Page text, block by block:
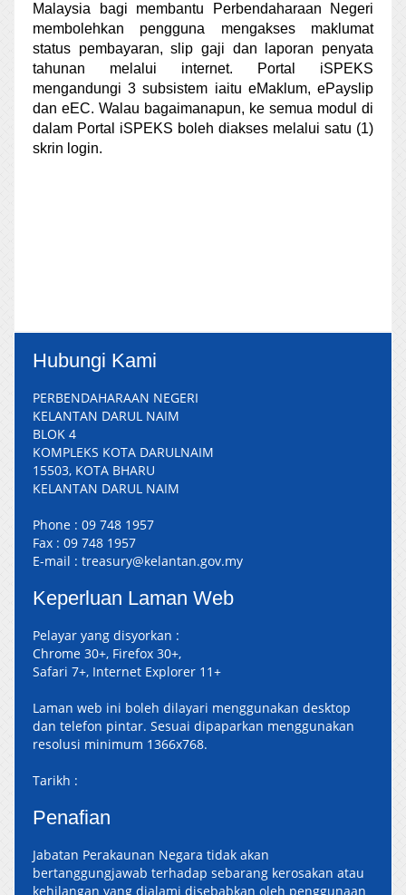
Malaysia bagi membantu Perbendaharaan Negeri
membolehkan pengguna mengakses maklumat
status pembayaran, slip gaji dan laporan penyata
tahunan melalui internet. Portal iSPEKS
mengandungi 3 subsistem iaitu eMaklum, ePayslip
dan eEC. Walau bagaimanapun, ke semua modul di
dalam Portal iSPEKS boleh diakses melalui satu (1)
skrin login.
Hubungi Kami
PERBENDAHARAAN NEGERI
KELANTAN DARUL NAIM
BLOK 4
KOMPLEKS KOTA DARULNAIM
15503, KOTA BHARU
KELANTAN DARUL NAIM
Phone : 09 748 1957
Fax : 09 748 1957
E-mail : treasury@kelantan.gov.my
Keperluan Laman Web
Pelayar yang disyorkan :
Chrome 30+, Firefox 30+,
Safari 7+, Internet Explorer 11+
Laman web ini boleh dilayari menggunakan desktop
dan telefon pintar. Sesuai dipaparkan menggunakan
resolusi minimum 1366x768.
Tarikh :
Penafian
Jabatan Perakaunan Negara tidak akan
bertanggungjawab terhadap sebarang kerosakan atau
kehilangan yang dialami disebabkan oleh penggunaan